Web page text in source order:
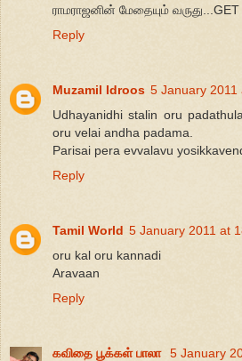
ராமராஜனின் மேதையும்
Reply
Muzamil Idroos 5 January 2011
Udhayanidhi stalin oru
oru velai andha padama.
Parisai pera evvalavu
Reply
Tamil World 5 January 2011 at
oru kal oru kannadi
Aravaan
Reply
கவிதை பூக்கள் பாலா 5 January